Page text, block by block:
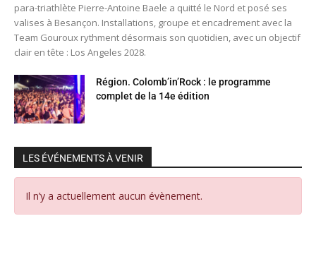
para-triathlète Pierre-Antoine Baele a quitté le Nord et posé ses
valises à Besançon. Installations, groupe et encadrement avec la
Team Gouroux rythment désormais son quotidien, avec un objectif
clair en tête : Los Angeles 2028.
Région. Colomb’in’Rock : le programme
complet de la 14e édition
LES ÉVÉNEMENTS À VENIR
Il n’y a actuellement aucun évènement.